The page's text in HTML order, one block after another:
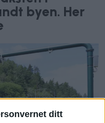
ditt
byen. Her